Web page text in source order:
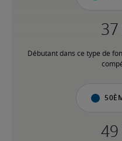
Débutant dans ce type de